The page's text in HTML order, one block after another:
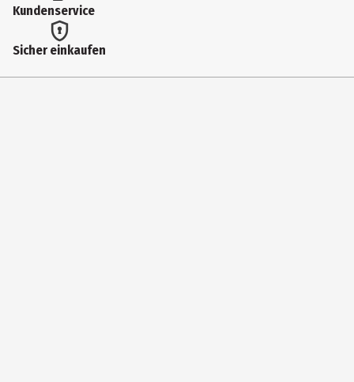
mittel
Produkteigenschaft
Kundenservice
Sicher einkaufen